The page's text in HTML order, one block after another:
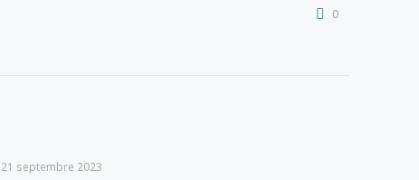
0
21 septembre 2023